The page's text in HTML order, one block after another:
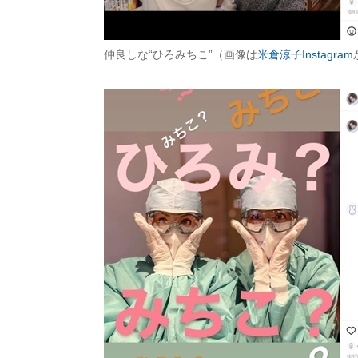
仲良しな“ひろみちこ”（画像は米倉涼子Instagram